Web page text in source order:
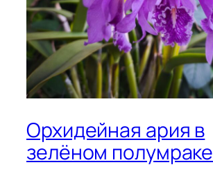
Орхидейная ария в
зелёном полумраке